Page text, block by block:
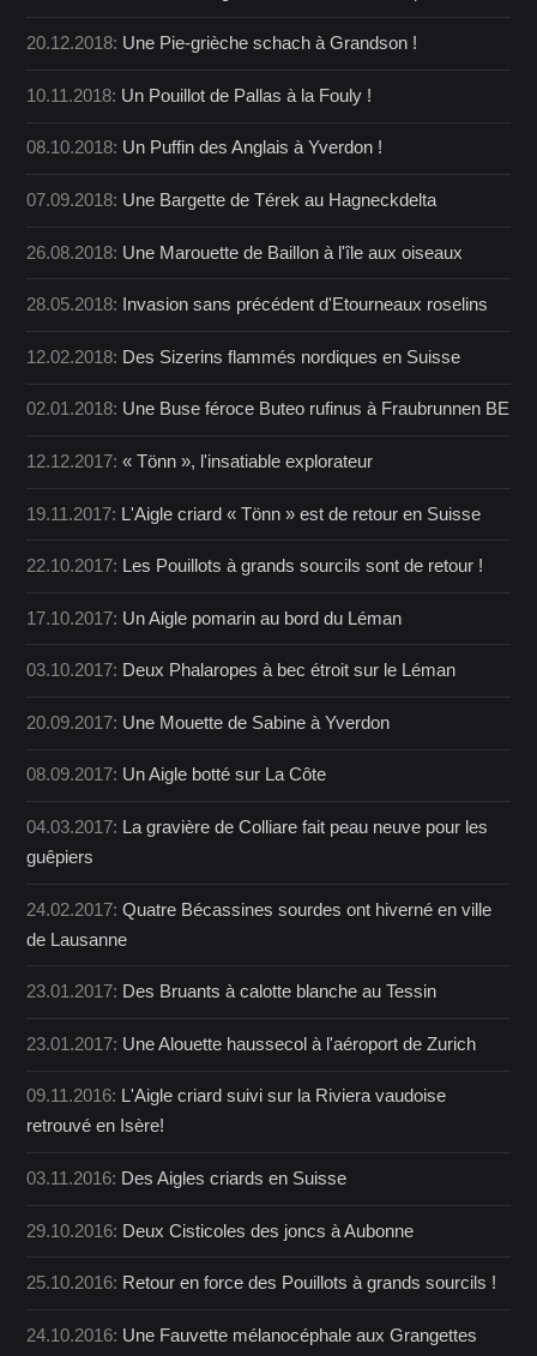
20.12.2018: Une Pie-grièche schach à Grandson !
10.11.2018: Un Pouillot de Pallas à la Fouly !
08.10.2018: Un Puffin des Anglais à Yverdon !
07.09.2018: Une Bargette de Térek au Hagneckdelta
26.08.2018: Une Marouette de Baillon à l'île aux oiseaux
28.05.2018: Invasion sans précédent d'Etourneaux roselins
12.02.2018: Des Sizerins flammés nordiques en Suisse
02.01.2018: Une Buse féroce Buteo rufinus à Fraubrunnen BE
12.12.2017:« Tönn », l'insatiable explorateur
19.11.2017: L'Aigle criard « Tönn » est de retour en Suisse
22.10.2017: Les Pouillots à grands sourcils sont de retour !
17.10.2017: Un Aigle pomarin au bord du Léman
03.10.2017: Deux Phalaropes à bec étroit sur le Léman
20.09.2017: Une Mouette de Sabine à Yverdon
08.09.2017: Un Aigle botté sur La Côte
04.03.2017: La gravière de Colliare fait peau neuve pour les
guêpiers
24.02.2017:Quatre Bécassines sourdes ont hiverné en ville
de Lausanne
23.01.2017: Des Bruants à calotte blanche au Tessin
23.01.2017: Une Alouette haussecol à l'aéroport de Zurich
09.11.2016: L'Aigle criard suivi sur la Riviera vaudoise
retrouvé en Isère!
03.11.2016: Des Aigles criards en Suisse
29.10.2016: Deux Cisticoles des joncs à Aubonne
25.10.2016: Retour en force des Pouillots à grands sourcils !
24.10.2016: Une Fauvette mélanocéphale aux Grangettes